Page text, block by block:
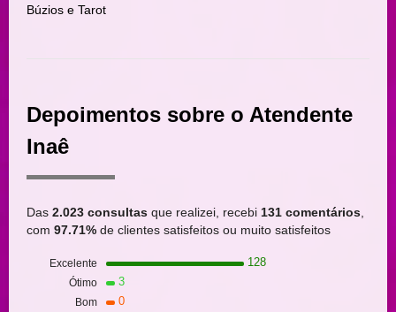
Búzios e Tarot
Depoimentos sobre o Atendente
Inaê
Das 2.023 consultas que realizei, recebi 131 comentários,
com 97.71% de clientes satisfeitos ou muito satisfeitos
Excelente 128
Ótimo 3
Bom 0